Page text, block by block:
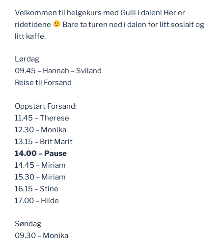
Velkommen til helgekurs med Gulli i dalen! Her er
ridetidene
Bare ta turen ned i dalen for litt sosialt og
litt kaffe.
Lørdag
09.45 – Hannah – Sviland
Reise til Forsand
Oppstart Forsand:
11.45 – Therese
12.30 – Monika
13.15 – Brit Marit
14.00 – Pause
14.45 – Miriam
15.30 – Miriam
16.15 – Stine
17.00 – Hilde
Søndag
09.30 – Monika